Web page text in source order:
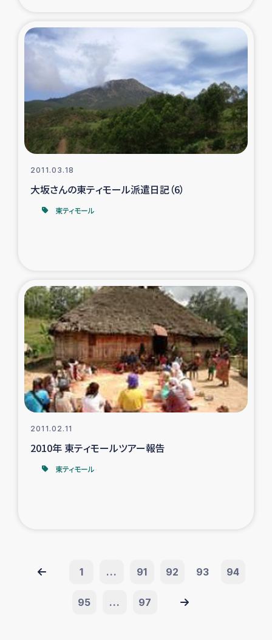
2011.03.18
大坂さんの東ティモール派遣日記（6）
東ティモール
2011.02.11
2010年 東ティモールツアー報告
東ティモール
1 ... 91 92 93 94
95 ... 97